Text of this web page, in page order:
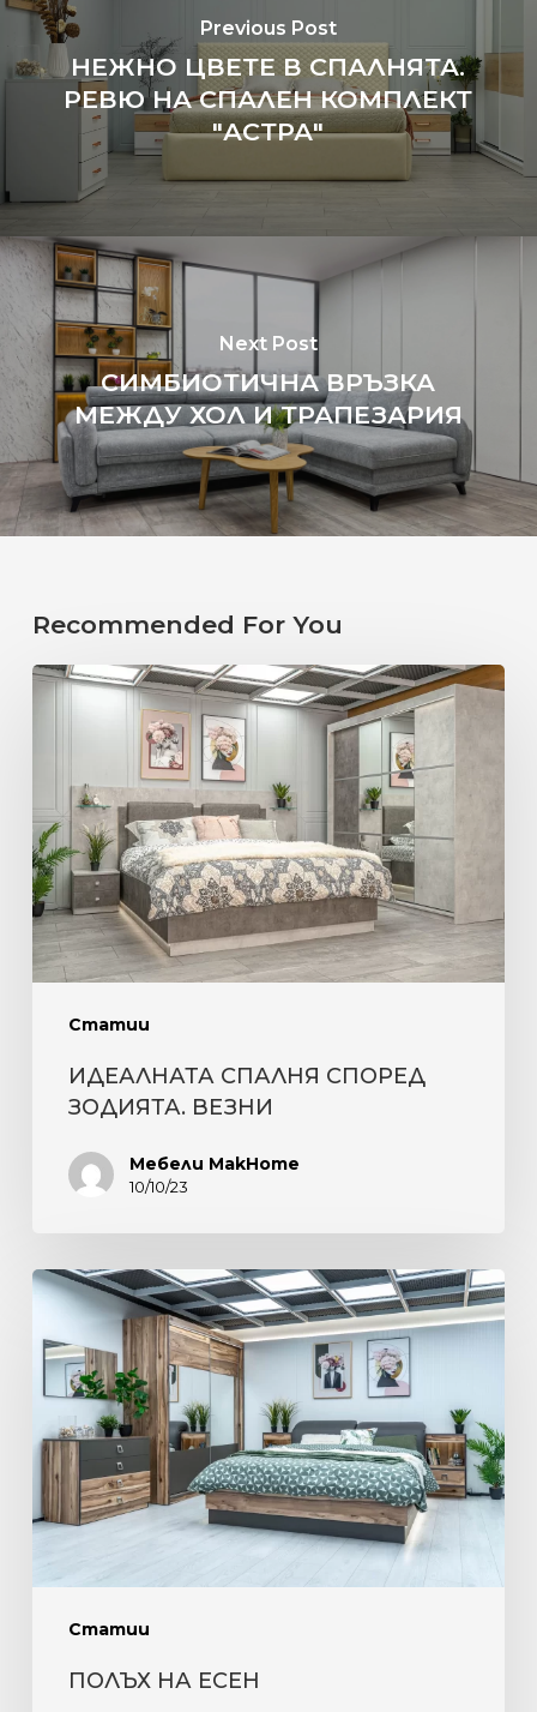
Previous Post
НЕЖНО ЦВЕТЕ В СПАЛНЯТА.
РЕВЮ НА СПАЛЕН КОМПЛЕКТ
"АСТРА"
Next Post
СИМБИОТИЧНА ВРЪЗКА
МЕЖДУ ХОЛ И ТРАПЕЗАРИЯ
Recommended For You
Статии
ИДЕАЛНАТА
ЗОДИЯТА.
ВЕЗНИ
ИДЕАЛНАТА СПАЛНЯ СПОРЕД
ЗОДИЯТА. ВЕЗНИ
Мебели MakHome
10/10/23
Статии
ПОЛЪХ
ЕСЕН
ПОЛЪХ НА ЕСЕН